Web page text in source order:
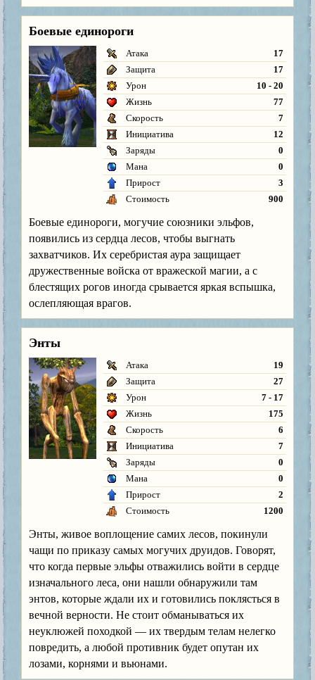
Боевые единороги
Атака
17
Защита
17
Урон
10 - 20
Жизнь
77
Скорость
7
Инициатива
12
Заряды
0
Мана
0
Прирост
3
Стоимость
900
Боевые единороги, могучие союзники эльфов,
появились из сердца лесов, чтобы выгнать
захватчиков. Их серебристая аура защищает
дружественные войска от вражеской магии, а с
блестящих рогов иногда срывается яркая вспышка,
ослепляющая врагов.
Энты
Атака
19
Защита
27
Урон
7 - 17
Жизнь
175
Скорость
6
Инициатива
7
Заряды
0
Мана
0
Прирост
2
Стоимость
1200
Энты, живое воплощение самих лесов, покинули
чащи по приказу самых могучих друидов. Говорят,
что когда первые эльфы отважились войти в сердце
изначального леса, они нашли обнаружили там
энтов, которые ждали их и готовились поклясться в
вечной верности. Не стоит обманываться их
неуклюжей походкой — их твердым телам нелегко
повредить, а любой противник будет опутан их
лозами, корнями и вьюнами.